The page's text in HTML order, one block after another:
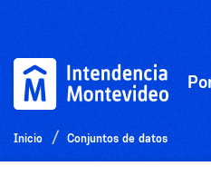
Inicio Conjuntos de datos